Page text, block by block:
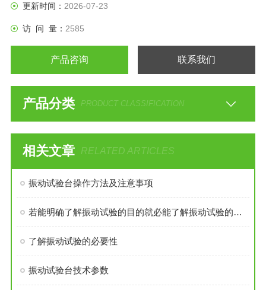
更新时间： 2026-07-23
访 问 量： 2585
产品咨询 联系我们
产品分类 PRODUCT CLASSIFICATION
相关文章 RELATED ARTICLES
振动试验台操作方法及注意事项
若能明确了解振动试验的目的就必能了解振动试验的必要性
了解振动试验的必要性
振动试验台技术参数